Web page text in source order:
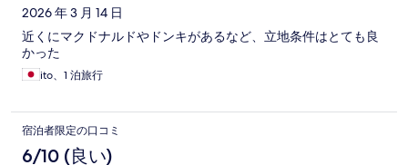
ミ
2026 年 3 月 14 日
近くにマクドナルドやドンキがあるなど、立地条件はとても良
かった
ito、1 泊旅行
宿泊者限定の口コミ
6/10 (良い)